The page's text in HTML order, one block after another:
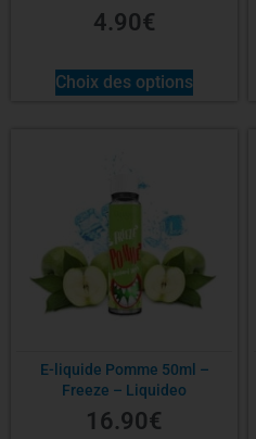
4.90€
Choix des options
E-liquide Pomme 50ml –
Freeze – Liquideo
16.90€